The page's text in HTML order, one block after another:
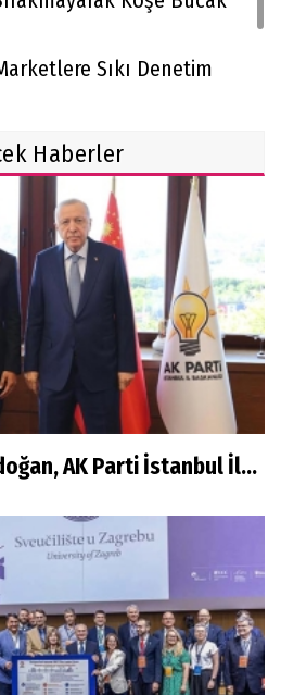
Sıkı Denetim
Haberler
AK Parti İstanbul İl...